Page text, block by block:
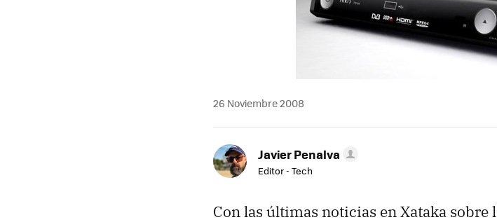
26 Noviembre 2008
Javier Penalva
Editor - Tech
Con las últimas noticias en Xataka sobre